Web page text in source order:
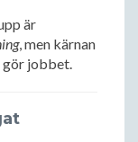
är
, men kärnan
gör jobbet.